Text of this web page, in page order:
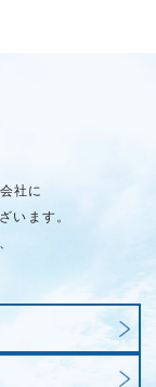
社に
います。